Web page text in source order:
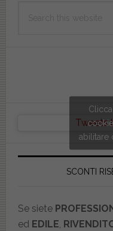
Tweets
abilitare
SCONTI
Se siete
ed EDILE,